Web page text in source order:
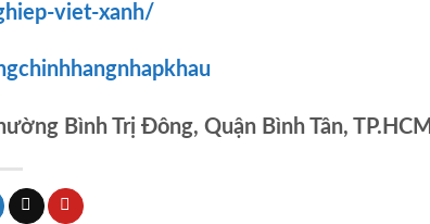
viet-xanh/
Bình Trị Đông, Quận Bình Tân, TP.HCM